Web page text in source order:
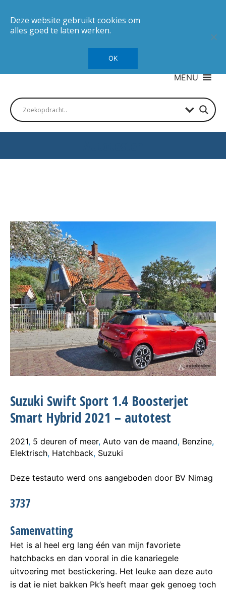
MENU
Suzuki Swift Sport 1.4 Boosterjet
Smart Hybrid 2021 – autotest
2021, 5 deuren of meer, Auto van de maand, Benzine,
Elektrisch, Hatchback, Suzuki
Deze testauto werd ons aangeboden door BV Nimag
3737
Samenvatting
Het is al heel erg lang één van mijn favoriete
hatchbacks en dan vooral in die kanariegele
uitvoering met bestickering. Het leuke aan deze auto
is dat ie niet bakken Pk’s heeft maar gek genoeg toch
Deze website gebruikt cookies om
alles goed te laten werken.
OK